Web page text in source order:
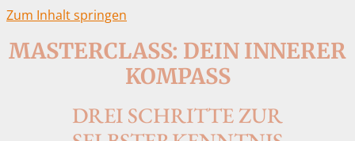
Zum Inhalt springen
MASTERCLASS: DEIN INNERER
KOMPASS
DREI SCHRITTE ZUR